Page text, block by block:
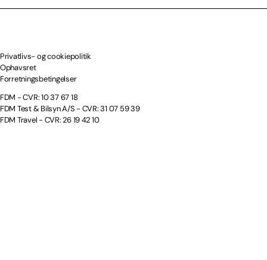
Privatlivs- og cookiepolitik
Ophavsret
Forretningsbetingelser
FDM - CVR: 10 37 67 18
FDM Test & Bilsyn A/S - CVR: 31 07 59 39
FDM Travel - CVR: 26 19 42 10